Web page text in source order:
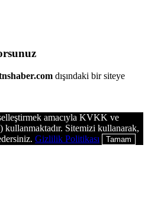
dışındaki bir siteye
amacıyla KVKK ve
kullanmaktadır. Sitemizi kullanarak,
Gizlilik Politikası Tamam